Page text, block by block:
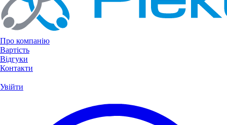
Про компанію
Вартість
Відгуки
Контакти
Увійти